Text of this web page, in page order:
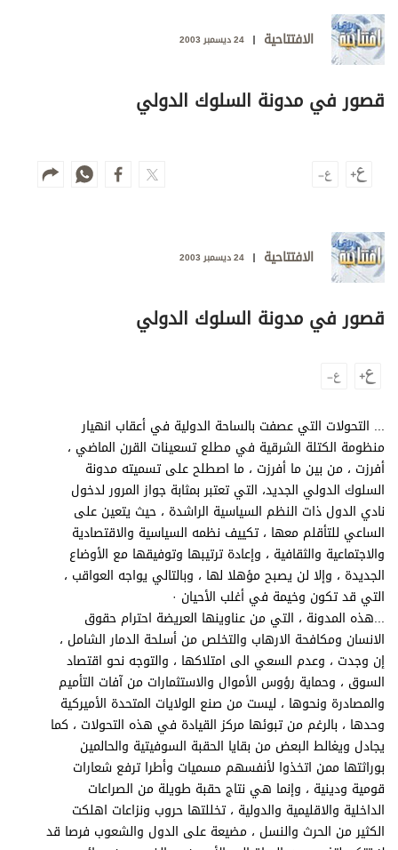
الترفيه
التعليم والمعرفة
الذكاء الاصطناعي
تغطيات
بودكاست
قصة صورة
كاريكتير
عدد اليوم
مواقيت الصلاة
الأحوال الجوية
الافتتاحية 24 ديسمبر 2003
قصور في مدونة السلوك الدولي
الافتتاحية 24 ديسمبر 2003
قصور في مدونة السلوك الدولي
... التحولات التي عصفت بالساحة الدولية في أعقاب انهيار
منظومة الكتلة الشرقية في مطلع تسعينات القرن الماضي ،
أفرزت ، من بين ما أفرزت ، ما اصطلح على تسميته مدونة
السلوك الدولي الجديد، التي تعتبر بمثابة جواز المرور لدخول
نادي الدول ذات النظم السياسية الراشدة ، حيث يتعين على
الساعي للتأقلم معها ، تكييف نظمه السياسية والاقتصادية
والاجتماعية والثقافية ، وإعادة ترتيبها وتوفيقها مع الأوضاع
الجديدة ، وإلا لن يصبح مؤهلا لها ، وبالتالي يواجه العواقب ،
التي قد تكون وخيمة في أغلب الأحيان ·
...هذه المدونة ، التي من عناوينها العريضة احترام حقوق
الانسان ومكافحة الارهاب والتخلص من أسلحة الدمار الشامل ،
إن وجدت ، وعدم السعي الى امتلاكها ، والتوجه نحو اقتصاد
السوق ، وحماية رؤوس الأموال والاستثمارات من آفات التأميم
والمصادرة ونحوها ، ليست من صنع الولايات المتحدة الأميركية
وحدها ، بالرغم من تبوئها مركز القيادة في هذه التحولات ، كما
يجادل ويغالط البعض من بقايا الحقبة السوفيتية والحالمين
بوراثتها ممن اتخذوا لأنفسهم مسميات وأطرا ترفع شعارات
قومية ودينية ، وإنما هي نتاج حقبة طويلة من الصراعات
الداخلية والاقليمية والدولية ، تخللتها حروب ونزاعات اهلكت
الكثير من الحرث والنسل ، مضيعة على الدول والشعوب فرصا قد